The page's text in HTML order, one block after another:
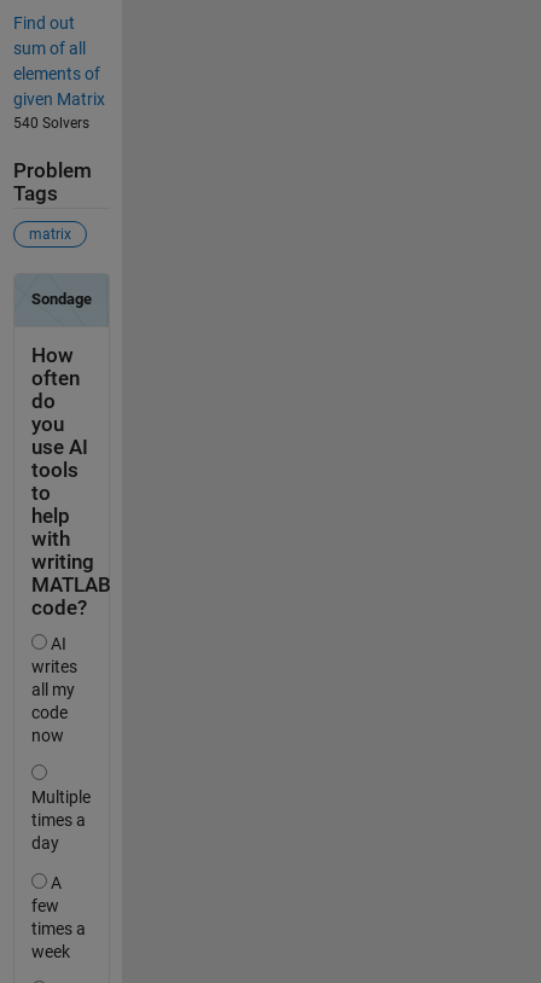
Find out
sum of all
elements of
given Matrix
540 Solvers
Problem
Tags
matrix